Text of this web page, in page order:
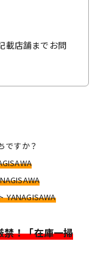
載店舗までお問
ですか？
YANAGISAWA
！「在庫一掃